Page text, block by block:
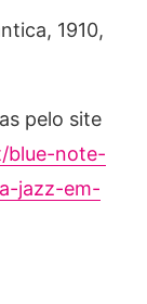
1910,
pelo site
blue-note-
jazz-em-